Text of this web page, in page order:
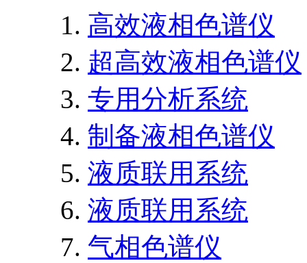
高效液相色谱仪
超高效液相色谱仪
专用分析系统
制备液相色谱仪
液质联用系统
液质联用系统
气相色谱仪